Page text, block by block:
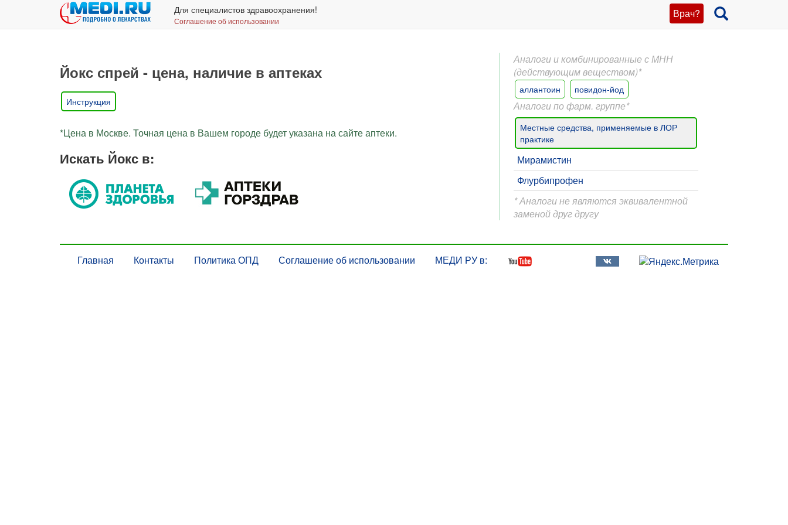
Врач?
Для специалистов здравоохранения!
Соглашение об использовании
Йокс спрей - цена, наличие в аптеках
Инструкция
*Цена в Москве. Точная цена в Вашем городе будет указана на сайте аптеки.
Искать Йокс в:
Аналоги и комбинированные с МНН
(действующим веществом)*
аллантоин повидон-йод
Аналоги по фарм. группе*
Местные средства, применяемые в ЛОР
практике
Мирамистин
Флурбипрофен
* Аналоги не являются эквивалентной
заменой друг другу
Главная Контакты Политика ОПД Соглашение об использовании МЕДИ РУ в: